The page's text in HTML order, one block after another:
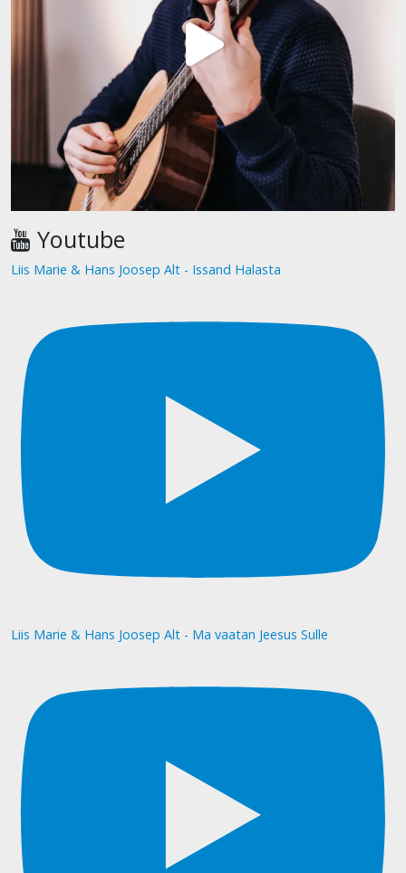
Youtube
Liis Marie & Hans Joosep Alt - Issand Halasta
Liis Marie & Hans Joosep Alt - Ma vaatan Jeesus Sulle